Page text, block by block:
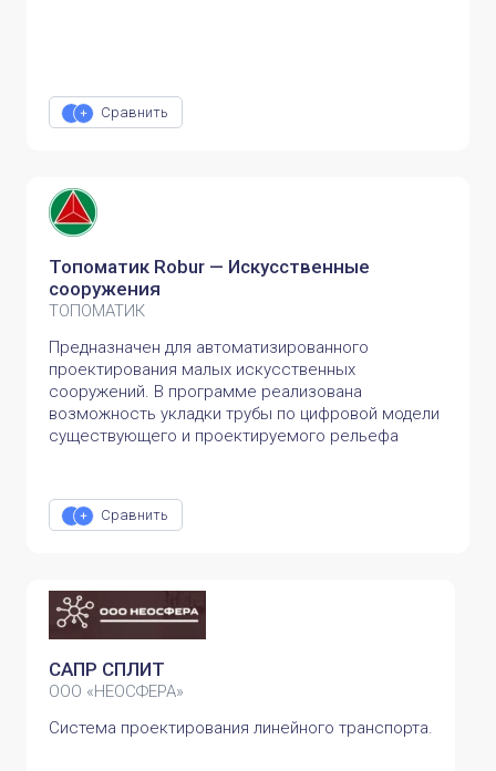
Сравнить
Топоматик Robur — Искусственные
сооружения
ТОПОМАТИК
Предназначен для автоматизированного
проектирования малых искусственных
сооружений. В программе реализована
возможность укладки трубы по цифровой модели
существующего и проектируемого рельефа
Сравнить
САПР СПЛИТ
ООО «НЕОСФЕРА»
Система проектирования линейного транспорта.